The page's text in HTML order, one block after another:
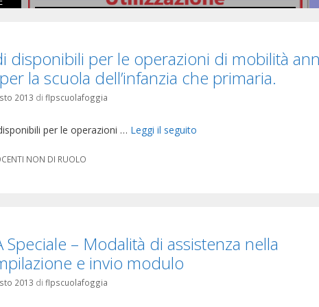
disponibili per le operazioni di mobilità
la scuola dell’infanzia che primaria.
2013 di flpscuolafoggia
per le operazioni … Leggi il seguito
NON DI RUOLO
Speciale – Modalità di assistenza nella
e invio modulo
2013 di flpscuolafoggia